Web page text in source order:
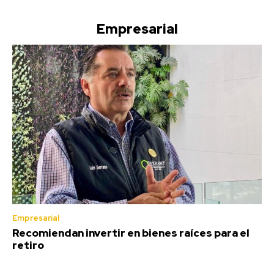
Empresarial
Empresarial
Recomiendan invertir en bienes raíces para el
retiro